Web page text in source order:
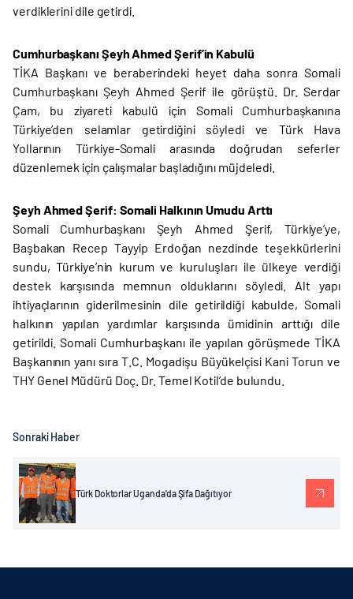
verdiklerini dile getirdi.
Cumhurbaşkanı Şeyh Ahmed Şerif’in Kabulü
TİKA Başkanı ve beraberindeki heyet daha sonra Somali
Cumhurbaşkanı Şeyh Ahmed Şerif ile görüştü. Dr. Serdar
Çam, bu ziyareti kabulü için Somali Cumhurbaşkanına
Türkiye’den selamlar getirdiğini söyledi ve Türk Hava
Yollarının Türkiye-Somali arasında doğrudan seferler
düzenlemek için çalışmalar başladığını müjdeledi.
Şeyh Ahmed Şerif: Somali Halkının Umudu Arttı
Somali Cumhurbaşkanı Şeyh Ahmed Şerif, Türkiye’ye,
Başbakan Recep Tayyip Erdoğan nezdinde teşekkürlerini
sundu, Türkiye’nin kurum ve kuruluşları ile ülkeye verdiği
destek karşısında memnun olduklarını söyledi. Alt yapı
ihtiyaçlarının giderilmesinin dile getirildiği kabulde, Somali
halkının yapılan yardımlar karşısında ümidinin arttığı dile
getirildi. Somali Cumhurbaşkanı ile yapılan görüşmede TİKA
Başkanının yanı sıra T.C. Mogadişu Büyükelçisi Kani Torun ve
THY Genel Müdürü Doç. Dr. Temel Kotil’de bulundu.
Sonraki Haber
Türk Doktorlar Uganda'da Şifa Dağıtıyor